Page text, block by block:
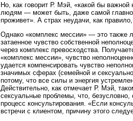
Но, как говорит Р. Мэй, «какой бы
людям — может быть, даже самой
проживет». А страх неудачи, как
Однако «комплекс мессии» — это также
затаенное чувство собственной
через комплекс превосходства.
«комплекс мессии», чувство
удается компенсировать чувство
значимых сферах (семейной и
потому, что все силы и энергия
Действительно, как отмечает Р. Мэй,
сексуальные проблемы, что, безусловно,
процесс консультирования. «Если
встречи с клиентом, причину этого